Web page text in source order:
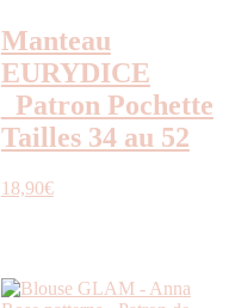
Manteau
EURYDICE
_Patron Pochette
Tailles 34 au 52
18,90€